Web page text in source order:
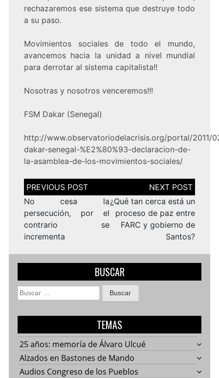
rechazaremos ese sistema que destruye todo
a su paso.
Movimientos sociales de todo el mundo,
avancemos hacia la unidad a nivel mundial
para derrotar al sistema capitalista!!
Nosotras y nosotros venceremos!!!
FSM Dakar (Senegal)
http://www.observatoriodelacrisis.org/portal/2011/
dakar-senegal-%E2%80%93-declaracion-de-
la-asamblea-de-los-movimientos-sociales/
Navegación
de
entradas
No cesa la
persecución, por el
contrario se
incrementa
¿Qué tan cerca está un
proceso de paz entre
FARC y gobierno de
Santos?
BUSCAR
Buscar:
TEMAS
25 años: memoría de Álvaro Ulcué
Alzados en Bastones de Mando
Audios Congreso de los Pueblos